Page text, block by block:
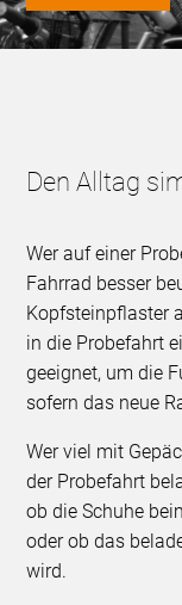
Den Alltag
Wer auf einer
Fahrrad besser
Kopfsteinpflaster
in die Probefahrt
geeignet, um die
sofern das neue
Wer viel mit
der Probefahrt
ob die Schuhe
oder ob das
wird.